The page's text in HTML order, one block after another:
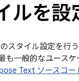
ルを設
スタイル設定を行
一般的なユースケ
Text ソースコー